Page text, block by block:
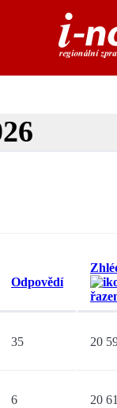
Odpovědí
35 20
6 20